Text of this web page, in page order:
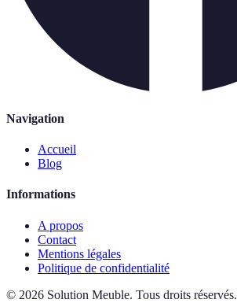
Navigation
Accueil
Blog
Informations
A propos
Contact
Mentions légales
Politique de confidentialité
© 2026 Solution Meuble. Tous droits réservés.